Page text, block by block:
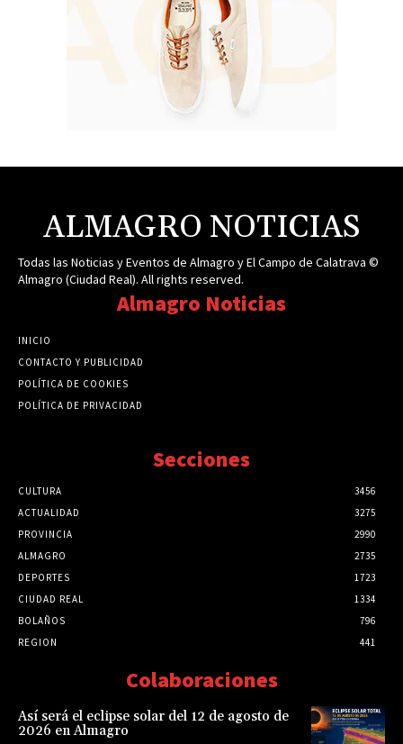
ALMAGRO NOTICIAS
Todas las Noticias y Eventos de Almagro y El Campo de Calatrava ©
Almagro (Ciudad Real). All rights reserved.
Almagro Noticias
INICIO
CONTACTO Y PUBLICIDAD
POLÍTICA DE COOKIES
POLÍTICA DE PRIVACIDAD
Secciones
CULTURA
3456
ACTUALIDAD
3275
PROVINCIA
2990
ALMAGRO
2735
DEPORTES
1723
CIUDAD REAL
1334
BOLAÑOS
796
REGION
441
Colaboraciones
Así será el eclipse solar del 12 de agosto de
2026 en Almagro